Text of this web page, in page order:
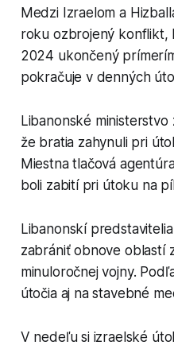
Medzi Izraelom a
roku ozbrojený konflikt,
2024 ukončený
pokračuje v denných
Libanonské
že bratia zahynuli pri
Miestna tlačová
boli zabití pri útoku na
Libanonskí
zabrániť obnove oblastí
minuloročnej vojny.
útočia aj na stavebné
V nedeľu si izraelské